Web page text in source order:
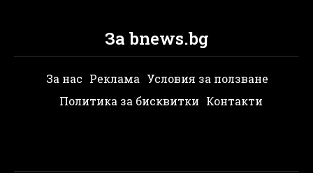
За bnews.bg
За нас Реклама Условия за ползване
Политика за бисквитки Контакти